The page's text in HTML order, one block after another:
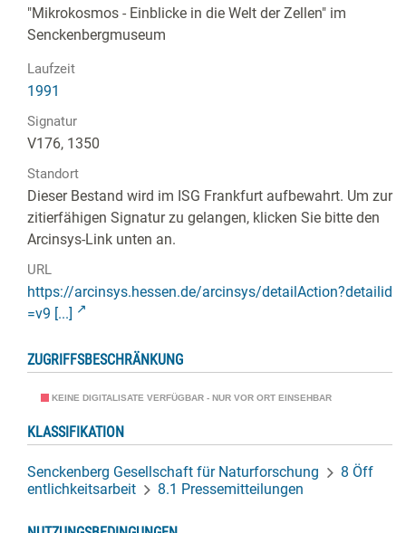
"Mikrokosmos - Einblicke in die Welt der Zellen" im
Senckenbergmuseum
Laufzeit
1991
Signatur
V176, 1350
Standort
Dieser Bestand wird im ISG Frankfurt aufbewahrt. Um zur
zitierfähigen Signatur zu gelangen, klicken Sie bitte den
Arcinsys-Link unten an.
URL
https://arcinsys.hessen.de/arcinsys/detailAction?detailid
=v9 [...]
ZUGRIFFSBESCHRÄNKUNG
KEINE DIGITALISATE VERFÜGBAR - NUR VOR ORT EINSEHBAR
KLASSIFIKATION
Senckenberg Gesellschaft für Naturforschung
8 Öff
entlichkeitsarbeit
8.1 Pressemitteilungen